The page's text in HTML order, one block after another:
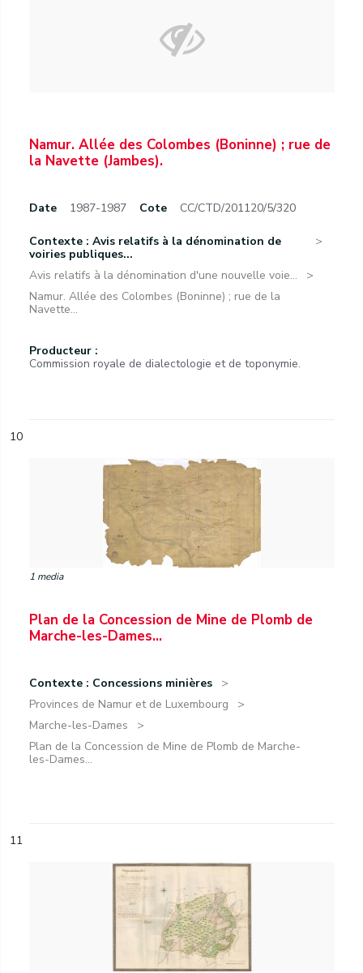
Namur. Allée des Colombes (Boninne) ; rue de
la Navette (Jambes).
Date 1987-1987 Cote CC/CTD/201120/5/320
Contexte : Avis relatifs à la dénomination de
voiries publiques...
Avis relatifs à la dénomination d'une nouvelle voie...
Namur. Allée des Colombes (Boninne) ; rue de la
Navette...
Producteur :
Commission royale de dialectologie et de toponymie.
10
1 media
Plan de la Concession de Mine de Plomb de
Marche-les-Dames...
Contexte : Concessions minières
Provinces de Namur et de Luxembourg
Marche-les-Dames
Plan de la Concession de Mine de Plomb de Marche-
les-Dames...
11